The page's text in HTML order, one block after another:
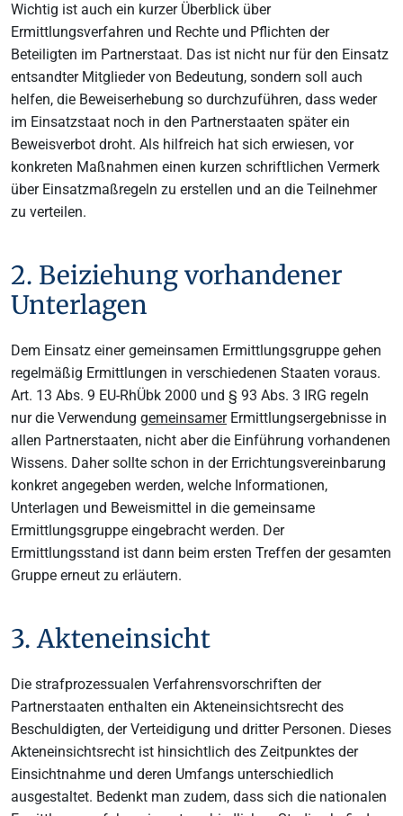
Wichtig ist auch ein kurzer Überblick über
Ermittlungsverfahren und Rechte und Pflichten der
Beteiligten im Partnerstaat. Das ist nicht nur für den Einsatz
entsandter Mitglieder von Bedeutung, sondern soll auch
helfen, die Beweiserhebung so durchzuführen, dass weder
im Einsatzstaat noch in den Partnerstaaten später ein
Beweisverbot droht. Als hilfreich hat sich erwiesen, vor
konkreten Maßnahmen einen kurzen schriftlichen Vermerk
über Einsatzmaßregeln zu erstellen und an die Teilnehmer
zu verteilen.
2. Beiziehung vorhandener
Unterlagen
Dem Einsatz einer gemeinsamen Ermittlungsgruppe gehen
regelmäßig Ermittlungen in verschiedenen Staaten voraus.
Art. 13 Abs. 9 EU-RhÜbk 2000 und § 93 Abs. 3 IRG regeln
nur die Verwendung gemeinsamerErmittlungsergebnisse in
allen Partnerstaaten, nicht aber die Einführung vorhandenen
Wissens. Daher sollte schon in der Errichtungsvereinbarung
konkret angegeben werden, welche Informationen,
Unterlagen und Beweismittel in die gemeinsame
Ermittlungsgruppe eingebracht werden. Der
Ermittlungsstand ist dann beim ersten Treffen der gesamten
Gruppe erneut zu erläutern.
3. Akteneinsicht
Die strafprozessualen Verfahrensvorschriften der
Partnerstaaten enthalten ein Akteneinsichtsrecht des
Beschuldigten, der Verteidigung und dritter Personen. Dieses
Akteneinsichtsrecht ist hinsichtlich des Zeitpunktes der
Einsichtnahme und deren Umfangs unterschiedlich
ausgestaltet. Bedenkt man zudem, dass sich die nationalen